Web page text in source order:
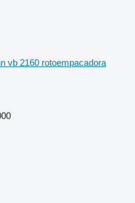
vb 2160 rotoempacadora